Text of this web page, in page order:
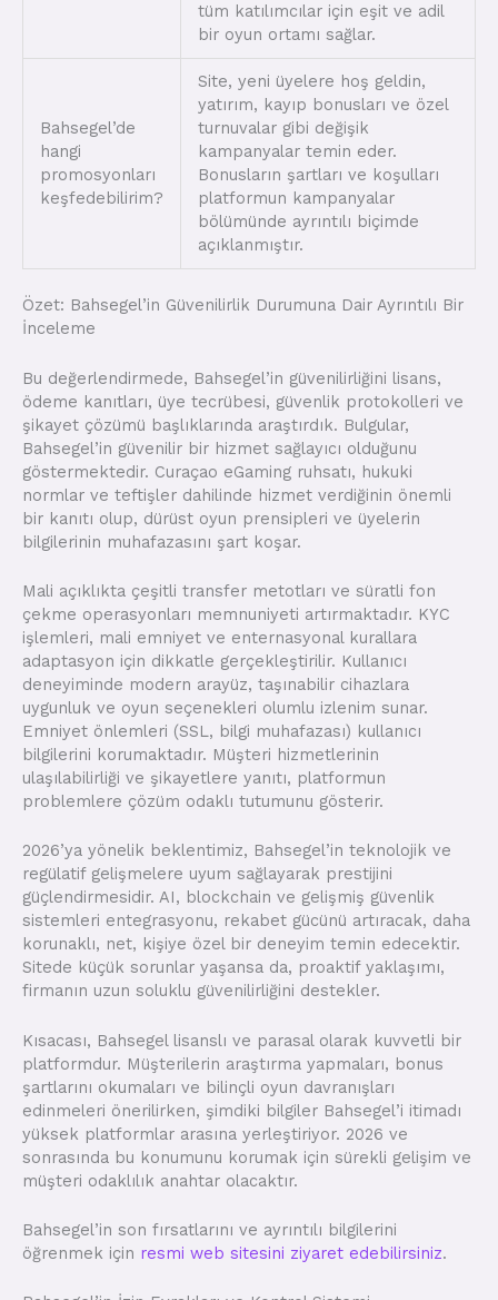
tüm katılımcılar için eşit ve adil
bir oyun ortamı sağlar.
Bahsegel’de
hangi
promosyonları
keşfedebilirim?
Site, yeni üyelere hoş geldin,
yatırım, kayıp bonusları ve özel
turnuvalar gibi değişik
kampanyalar temin eder.
Bonusların şartları ve koşulları
platformun kampanyalar
bölümünde ayrıntılı biçimde
açıklanmıştır.
Özet: Bahsegel’in Güvenilirlik Durumuna Dair Ayrıntılı Bir
İnceleme
Bu değerlendirmede, Bahsegel’in güvenilirliğini lisans,
ödeme kanıtları, üye tecrübesi, güvenlik protokolleri ve
şikayet çözümü başlıklarında araştırdık. Bulgular,
Bahsegel’in güvenilir bir hizmet sağlayıcı olduğunu
göstermektedir. Curaçao eGaming ruhsatı, hukuki
normlar ve teftişler dahilinde hizmet verdiğinin önemli
bir kanıtı olup, dürüst oyun prensipleri ve üyelerin
bilgilerinin muhafazasını şart koşar.
Mali açıklıkta çeşitli transfer metotları ve süratli fon
çekme operasyonları memnuniyeti artırmaktadır. KYC
işlemleri, mali emniyet ve enternasyonal kurallara
adaptasyon için dikkatle gerçekleştirilir. Kullanıcı
deneyiminde modern arayüz, taşınabilir cihazlara
uygunluk ve oyun seçenekleri olumlu izlenim sunar.
Emniyet önlemleri (SSL, bilgi muhafazası) kullanıcı
bilgilerini korumaktadır. Müşteri hizmetlerinin
ulaşılabilirliği ve şikayetlere yanıtı, platformun
problemlere çözüm odaklı tutumunu gösterir.
2026’ya yönelik beklentimiz, Bahsegel’in teknolojik ve
regülatif gelişmelere uyum sağlayarak prestijini
güçlendirmesidir. AI, blockchain ve gelişmiş güvenlik
sistemleri entegrasyonu, rekabet gücünü artıracak, daha
korunaklı, net, kişiye özel bir deneyim temin edecektir.
Sitede küçük sorunlar yaşansa da, proaktif yaklaşımı,
firmanın uzun soluklu güvenilirliğini destekler.
Kısacası, Bahsegel lisanslı ve parasal olarak kuvvetli bir
platformdur. Müşterilerin araştırma yapmaları, bonus
şartlarını okumaları ve bilinçli oyun davranışları
edinmeleri önerilirken, şimdiki bilgiler Bahsegel’i itimadı
yüksek platformlar arasına yerleştiriyor. 2026 ve
sonrasında bu konumunu korumak için sürekli gelişim ve
müşteri odaklılık anahtar olacaktır.
Bahsegel’in son fırsatlarını ve ayrıntılı bilgilerini
öğrenmek için resmi web sitesini ziyaret edebilirsiniz.